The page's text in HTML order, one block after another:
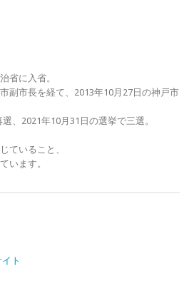
省に入省。
副市長を経て、2013年10月27日の神戸市
、2021年10月31日の選挙で三選。
ていること、
います。
ト